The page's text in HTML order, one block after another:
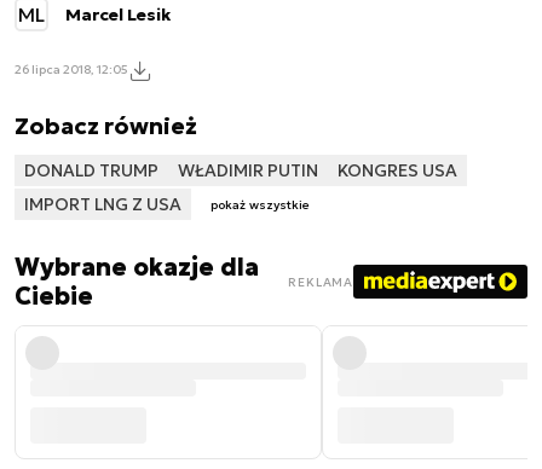
ML Marcel Lesik
26 lipca 2018, 12:05
Zobacz również
DONALD TRUMP WŁADIMIR PUTIN
KONGRES USA
IMPORT LNG Z USA
pokaż wszystkie
Wybrane okazje dla
Ciebie
REKLAMA